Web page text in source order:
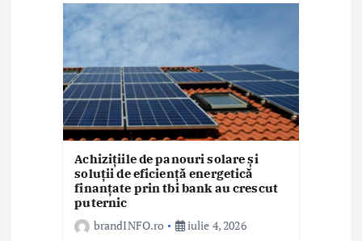
Achizițiile de panouri solare și
soluții de eficiență energetică
finanțate prin tbi bank au crescut
puternic
brandINFO.ro
iulie 4, 2026